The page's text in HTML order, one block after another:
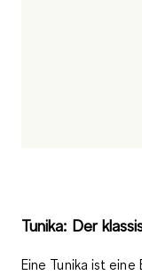
Tunika: Der
Eine Tunika ist eine